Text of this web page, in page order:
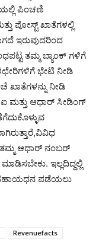
ಪಿಂಚಣಿ
ಪೋಸ್ಟ್ ಖಾತೆಗಳಲ್ಲಿ
ಇರುವುದರಿಂದ
ತಮ್ಮ ಬ್ಯಾಂಕ್ ಗಳಿಗೆ
ಭೇಟಿ ನೀಡಿ
ಖಾತೆಗಳನ್ನು ನೀಡಿ
ಮತ್ತು ಆಧಾರ್ ಸೀಡಿಂಗ್
ತಮ್ಮ ಆಧಾರ್ ನಂಬರ್
ಇಲ್ಲದಿದ್ದಲ್ಲಿ
ಸಹಾಯಧನ ಪಡೆಯಲು
Revenuefacts